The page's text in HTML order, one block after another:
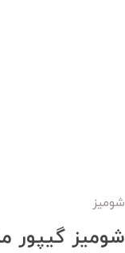
شومیز
شومیز گیپور